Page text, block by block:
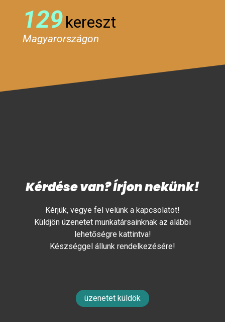
129kereszt
Magyarországon
Kérdése van? Írjon nekünk!
Kérjük, vegye fel velünk a kapcsolatot!
Küldjön üzenetet munkatársainknak az alábbi
lehetőségre kattintva!
Készséggel állunk rendelkezésére!
üzenetet küldök